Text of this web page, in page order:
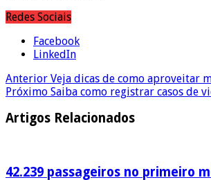
Redes Sociais
Facebook
LinkedIn
Anterior Veja dicas de como aproveitar
Próximo Saiba como registrar casos de
Artigos Relacionados
42.239 passageiros no primeiro